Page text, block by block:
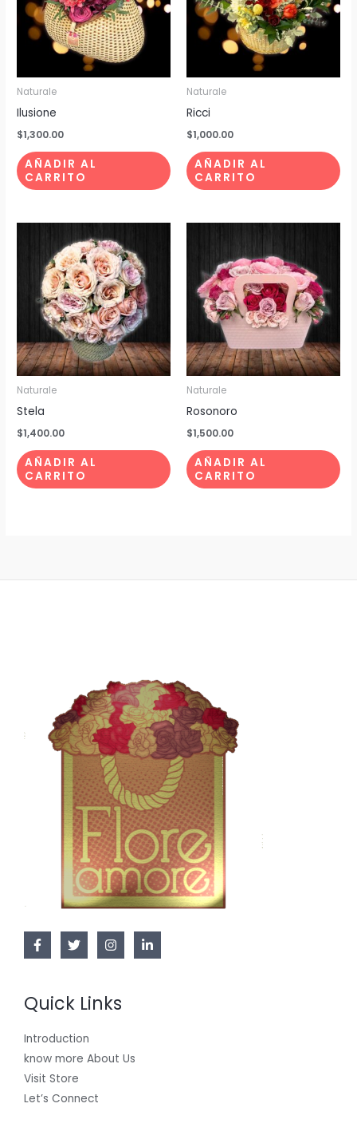
Naturale
Ilusione
$1,300.00
AÑADIR AL
CARRITO
Naturale
Ricci
$1,000.00
AÑADIR AL
CARRITO
Naturale
Stela
$1,400.00
AÑADIR AL
CARRITO
Naturale
Rosonoro
$1,500.00
AÑADIR AL
CARRITO
Quick Links
Introduction
know more About Us
Visit Store
Let’s Connect